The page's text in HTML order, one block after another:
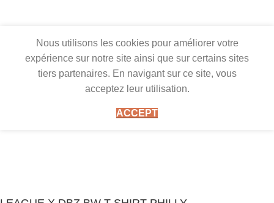
Nous utilisons les cookies pour améliorer votre
expérience sur notre site ainsi que sur certains sites
tiers partenaires. En navigant sur ce site, vous
acceptez leur utilisation.
ACCEPT